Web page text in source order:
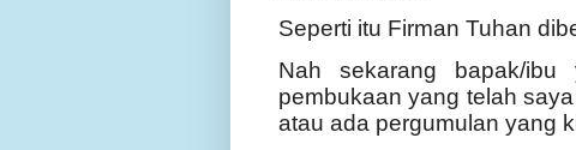
Seperti itu Firman Tuhan
Nah sekarang bapak/
pembukaan yang telah
atau ada pergumulan yang